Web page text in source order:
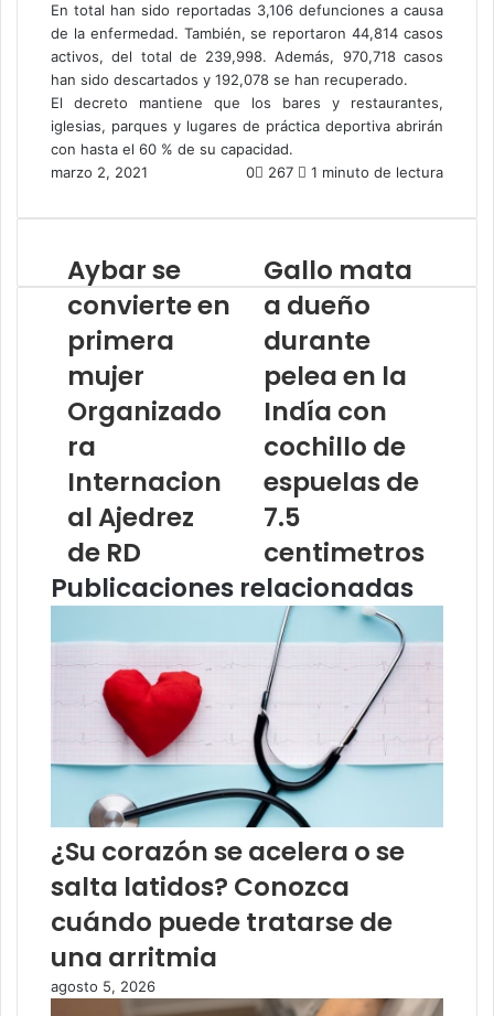
En total han sido reportadas 3,106 defunciones a causa
de la enfermedad. También, se reportaron 44,814 casos
activos, del total de 239,998. Además, 970,718 casos
han sido descartados y 192,078 se han recuperado.
El decreto mantiene que los bares y restaurantes,
iglesias, parques y lugares de práctica deportiva abrirán
con hasta el 60 % de su capacidad.
marzo 2, 2021
0 267 1 minuto de lectura
Aybar se
convierte en
primera
mujer
Organizado
ra
Internacion
al Ajedrez
de RD
Gallo mata
a dueño
durante
pelea en la
Indía con
cochillo de
espuelas de
7.5
centimetros
Publicaciones relacionadas
¿Su corazón se acelera o se
salta latidos? Conozca
cuándo puede tratarse de
una arritmia
agosto 5, 2026